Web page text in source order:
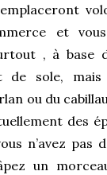
et
, à base
sole, mais
ou du
des
n’avez pas
un